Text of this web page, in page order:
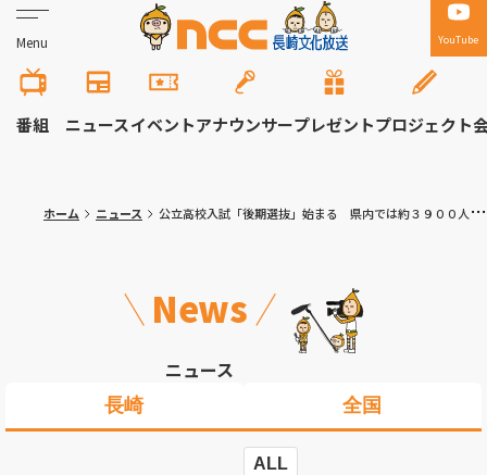
Menu YouTube
番組 ニュースイベントアナウンサープレゼントプロジェクト
ホーム ニュース 公立高校入試「後期選抜」始まる 県内では約３９００人が挑む
News
ニュース
長崎 全国
ALL